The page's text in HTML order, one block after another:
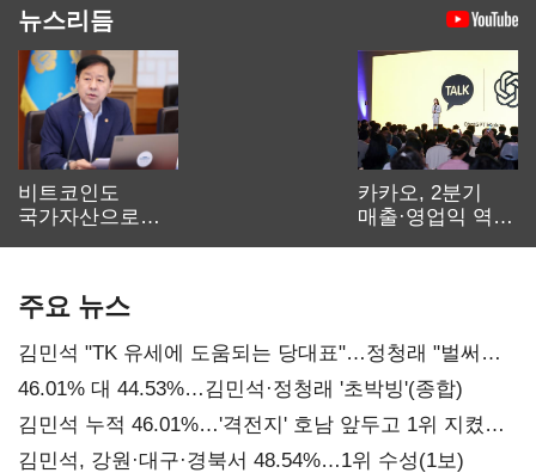
뉴스리듬
비트코인도
국가자산으로…'
카카오, 2분기
매출·영업익 역대
주요 뉴스
김민석 "TK 유세에 도움되는 당대표"…정청래 "벌써
대표된 양 당직 배분"
46.01% 대 44.53%…김민석·정청래 '초박빙'(종합)
김민석 누적 46.01%…'격전지' 호남 앞두고 1위 지켰다
(2보)
김민석, 강원·대구·경북서 48.54%…1위 수성(1보)